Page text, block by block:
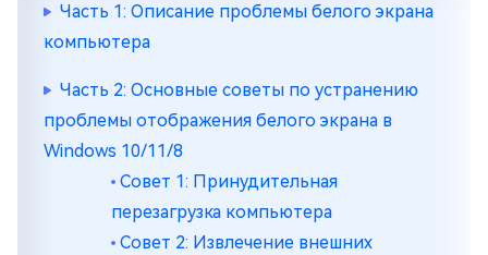
Часть 1: Описание проблемы белого экрана
компьютера
Часть 2: Основные советы по устранению
проблемы отображения белого экрана в
Windows 10/11/8
Совет 1: Принудительная
перезагрузка компьютера
Совет 2: Извлечение внешних